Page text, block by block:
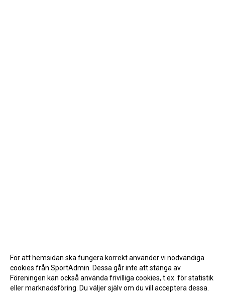
För att hemsidan ska fungera korrekt använder vi nödvändiga
cookies från SportAdmin. Dessa går inte att stänga av.
Föreningen kan också använda frivilliga cookies, t.ex. för statistik
eller marknadsföring. Du väljer själv om du vill acceptera dessa.